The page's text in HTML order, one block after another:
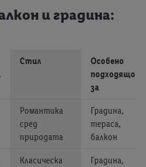
и градина:
Стил
Особено
подходящо
за
Романтика
сред
природата
Градина,
тераса,
балкон
Класическа
Градина,